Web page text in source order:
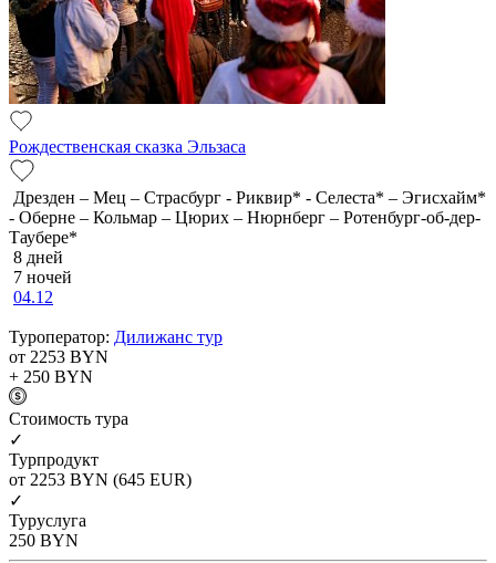
Рождественская сказка Эльзаса
Дрезден – Мец – Страсбург - Риквир* - Селеста* – Эгисхайм*
- Оберне – Кольмар – Цюрих – Нюрнберг – Ротенбург-об-дер-
Таубере*
8 дней
7 ночей
04.12
Туроператор: Дилижанс тур
от 2253 BYN
+ 250 BYN
Cтоимость тура
✓
Турпродукт
от 2253 BYN (645 EUR)
✓
Туруслуга
250 BYN